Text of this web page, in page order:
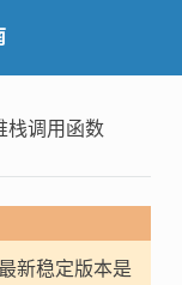
栈调用函数
新稳定版本是